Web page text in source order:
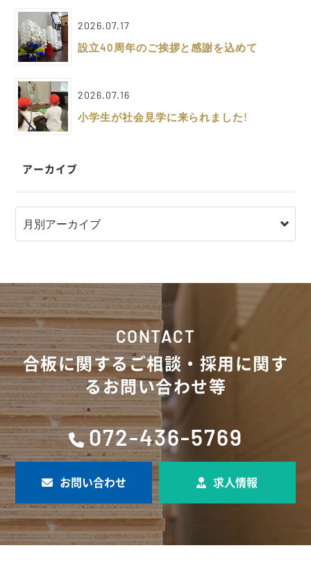
2026.07.17
設立40周年のご挨拶と感謝を込めて
2026.07.16
小学生が社会見学に来られました!
アーカイブ
CONTACT
合板に関するご相談・採用に関す
るお問い合わせ等
072-436-5769
お問い合わせ 求人情報